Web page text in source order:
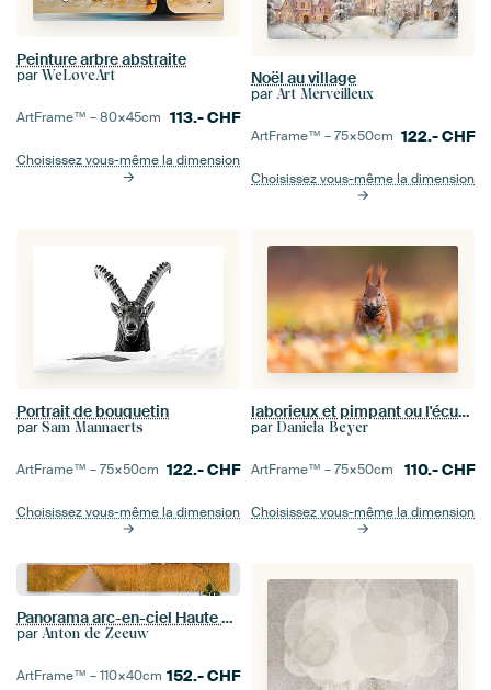
Peinture arbre abstraite
par WeLoveArt
ArtFrame™ –80×45cm 113.-CHF
Choisissez vous-même la dimension
Noël au village
par Art Merveilleux
ArtFrame™ –75×50cm 122.-CHF
Choisissez vous-même la dimension
Portrait de bouquetin
par Sam Mannaerts
ArtFrame™ –75×50cm 122.-CHF
Choisissez vous-même la dimension
laborieux et pimpant ou l'écureuil laborieux
par Daniela Beyer
ArtFrame™ –75×50cm 110.-CHF
Choisissez vous-même la dimension
Panorama arc-en-ciel Haute Veluwe
par Anton de Zeeuw
ArtFrame™ –110×40cm 152.-CHF